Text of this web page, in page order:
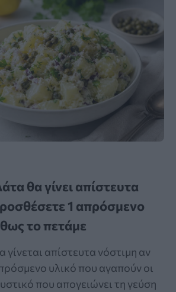
θα γίνει απίστευτα
1 απρόσμενο
το πετάμε
απίστευτα νόστιμη αν
υλικό που αγαπούν οι
που απογειώνει τη γεύση